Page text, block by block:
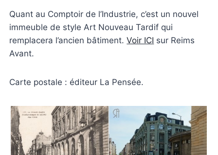
Quant au Comptoir de l’Industrie, c’est un nouvel
immeuble de style Art Nouveau Tardif qui
remplacera l’ancien bâtiment.Voir ICI sur Reims
Avant.
Carte postale : éditeur La Pensée.